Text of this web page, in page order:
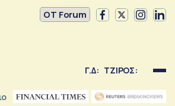
OT Forum
Γ.Δ: ΤΖΙΡΟΣ: